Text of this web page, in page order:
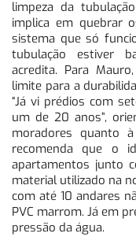
limpeza da
implica em quebrar
sistema que só
tubulação estiver
acredita. Para
limite para a
“Já vi prédios com
um de 20 anos”,
moradores quanto
recomenda que o
apartamentos junto
material utilizado na
com até 10 andares
PVC marrom. Já em
pressão da água.